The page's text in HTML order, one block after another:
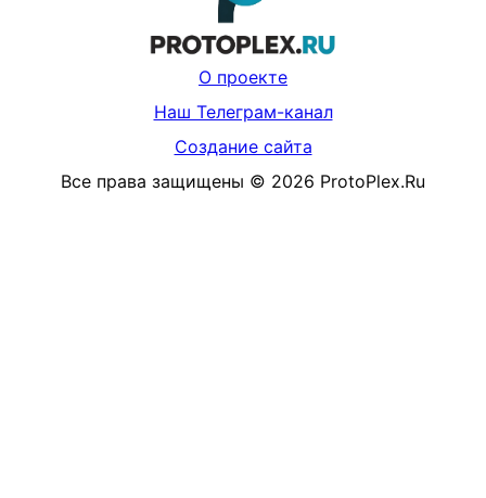
О проекте
Наш Телеграм-канал
Создание сайта
Все права защищены © 2026 ProtoPlex.Ru